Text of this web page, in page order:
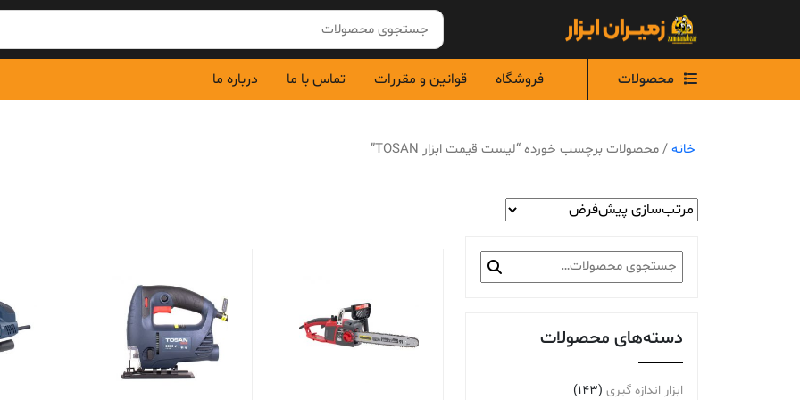
محصولات
فروشگاه قوانین و مقررات تماس با ما درباره ما
خانه/ محصولات برچسب خورده “لیست قیمت ابزار TOSAN”
جستجو
برای:
دسته‌های محصولات
ابزار اندازه گیری (143)